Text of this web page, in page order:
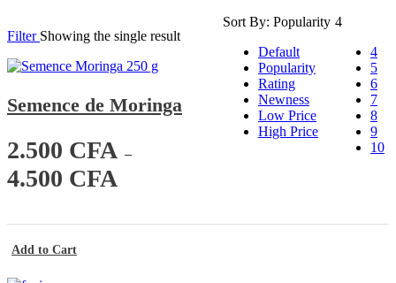
4
4
5
6
7
8
9
10
Sort By: Popularity
Default
Popularity
Rating
Newness
Low Price
High Price
Filter Showing the single result
Semence de Moringa
2.500 CFA –
4.500 CFAl
Add to Cart